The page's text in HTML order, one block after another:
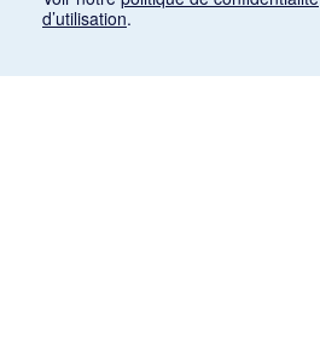
d’utilisation.